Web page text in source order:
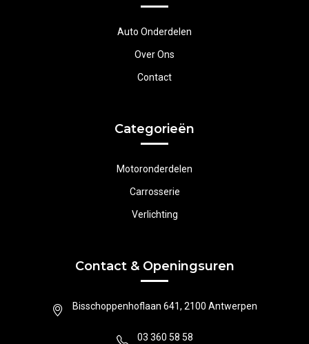
Auto Onderdelen
Over Ons
Contact
Categorieën
Motoronderdelen
Carrosserie
Verlichting
Contact & Openingsuren
Bisschoppenhoflaan 641, 2100 Antwerpen
03 360 58 58